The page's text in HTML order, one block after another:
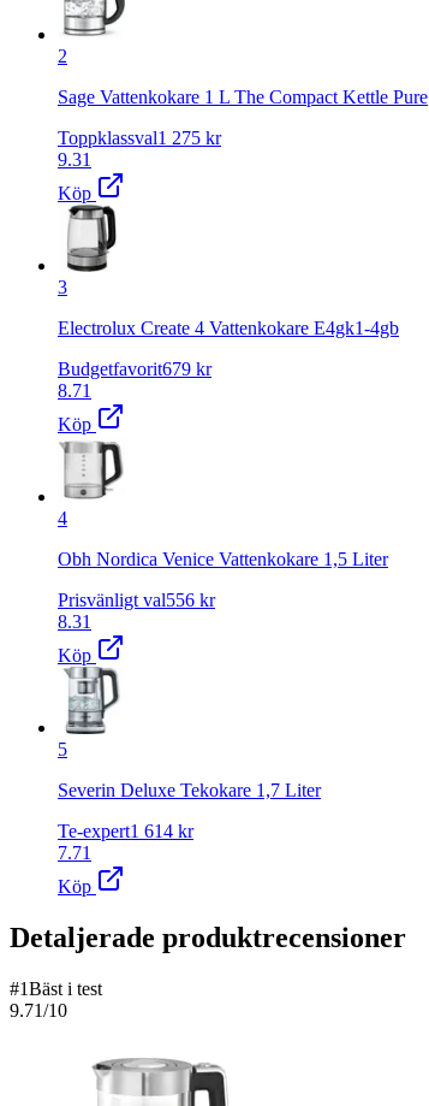
2
Sage Vattenkokare 1 L The Compact Kettle Pure
Toppklassval1 275 kr
9.31
Köp
3
Electrolux Create 4 Vattenkokare E4gk1-4gb
Budgetfavorit679 kr
8.71
Köp
4
Obh Nordica Venice Vattenkokare 1,5 Liter
Prisvänligt val556 kr
8.31
Köp
5
Severin Deluxe Tekokare 1,7 Liter
Te-expert1 614 kr
7.71
Köp
Detaljerade produktrecensioner
#1Bäst i test
9.71/10